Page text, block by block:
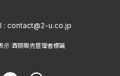
: contact@2-u.co.jp
示 酒類販売管理者標識